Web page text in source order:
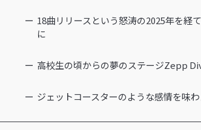
18曲リリースという怒涛の2025年を経
に
高校生の頃からの夢のステージZepp
ジェットコースターのような感情を味